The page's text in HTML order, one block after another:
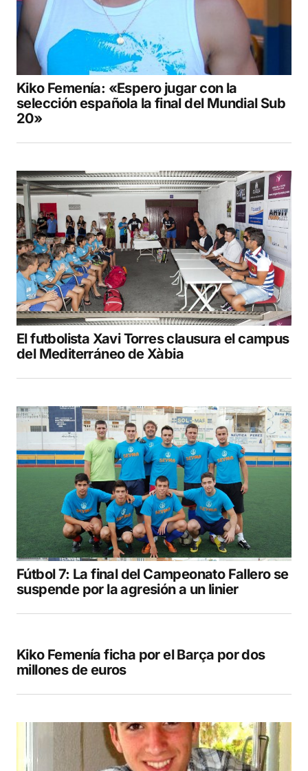
Guarda mi nombre, correo electrónico y web
en este navegador para la próxima vez que
comente.
COMENTAR
Kiko Femenía: «Espero jugar con la
selección española la final del Mundial Sub
20»
El futbolista Xavi Torres clausura el campus
del Mediterráneo de Xàbia
Fútbol 7: La final del Campeonato Fallero se
suspende por la agresión a un linier
Kiko Femenía ficha por el Barça por dos
millones de euros